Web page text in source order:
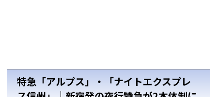
特急「アルプス」・「ナイトエクスプレ